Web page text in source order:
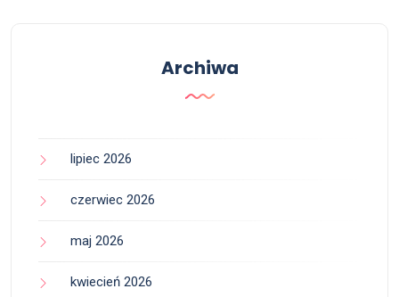
Archiwa
lipiec 2026
czerwiec 2026
maj 2026
kwiecień 2026